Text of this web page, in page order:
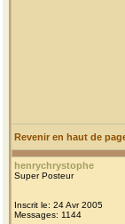
Revenir en haut de
henrychrystophe
Super Posteur
Inscrit le: 24 Avr 2005
Messages: 1144